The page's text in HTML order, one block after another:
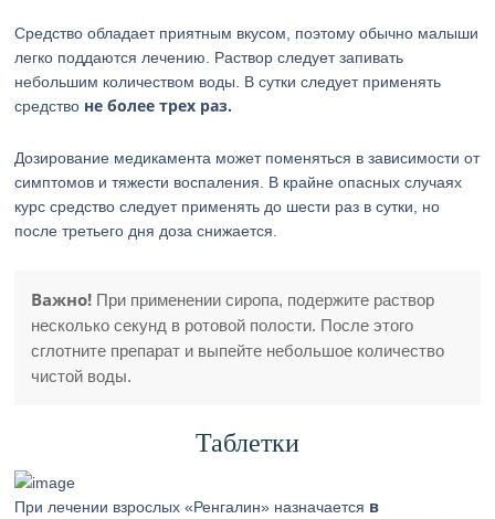
Средство обладает приятным вкусом, поэтому обычно малыши
легко поддаются лечению. Раствор следует запивать
небольшим количеством воды. В сутки следует применять
средство не более трех раз.
Дозирование медикамента может поменяться в зависимости от
симптомов и тяжести воспаления. В крайне опасных случаях
курс средство следует применять до шести раз в сутки, но
после третьего дня доза снижается.
Важно! При применении сиропа, подержите раствор
несколько секунд в ротовой полости. После этого
сглотните препарат и выпейте небольшое количество
чистой воды.
Таблетки
При лечении взрослых «Ренгалин» назначается в